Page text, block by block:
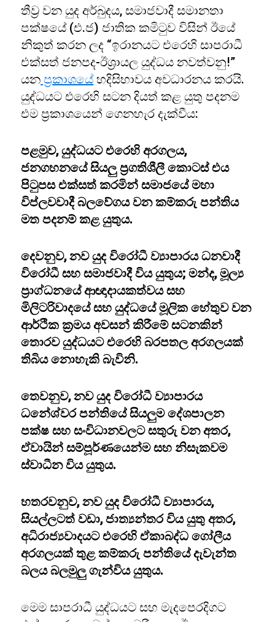
තීව්‍ර වන යුද අර්බුදය, සමාජවාදී සමානතා
පක්ෂයේ (එ.ජ) ජාතික කමිටුව විසින් ඊයේ
නිකුත් කරන ලද “ඉරානයට එරෙහි සාපරාධී
එක්සත් ජනපද-ඊශ්‍රායල යුද්ධය නවත්වනු!”
යන ප්‍රකාශයේහදිසිභාවය අවධාරනය කරයි.
යුද්ධයට එරෙහි සටන දියත් කළ යුතු පදනම
එම ප්‍රකාශයෙන් ගෙනහැර දැක්වීය:
පළමුව, යුද්ධයට එරෙහි අරගලය,
ජනගහනයේ සියලු ප්‍රගතිශීලී කොටස් එය
පිටුපස එක්සත් කරමින් සමාජයේ මහා
විප්ලවවාදී බලවේගය වන කම්කරු පන්තිය
මත පදනම් කළ යුතුය.
දෙවනුව, නව යුද විරෝධී ව්‍යාපාරය ධනවාදී
විරෝධී සහ සමාජවාදී විය යුතුය; මන්ද, මූල්‍ය
ප්‍රාග්ධනයේ ආඥාදායකත්වය සහ
මිලිටරිවාදයේ සහ යුද්ධයේ මූලික හේතුව වන
ආර්ථික ක්‍රමය අවසන් කිරීමේ සටනකින්
තොරව යුද්ධයට එරෙහි බරපතල අරගලයක්
තිබිය නොහැකි බැවිනි.
තෙවනුව, නව යුද විරෝධී ව්‍යාපාරය
ධනේශ්වර පන්තියේ සියලුම දේශපාලන
පක්ෂ සහ සංවිධානවලට සතුරු වන අතර,
ඒවායින් සම්පූර්ණයෙන්ම සහ නිසැකවම
ස්වාධීන විය යුතුය.
හතරවනුව, නව යුද විරෝධී ව්‍යාපාරය,
සියල්ලටත් වඩා, ජාත්‍යන්තර විය යුතු අතර,
අධිරාජ්‍යවාදයට එරෙහි ඒකාබද්ධ ගෝලීය
අරගලයක් තුළ කම්කරු පන්තියේ දැවැන්ත
බලය බලමුලු ගැන්විය යුතුය.
මෙම සාපරාධී යුද්ධයට සහ මැදපෙරදිගට